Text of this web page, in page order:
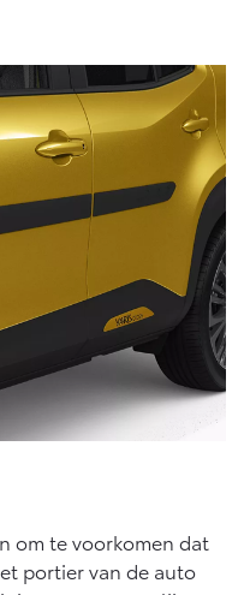
Verso
ELEKTRISCH
€ 55.950,-
Hilux (excl. BTW)
ALS BATTERIJ-
om te voorkomen dat
portier van de auto